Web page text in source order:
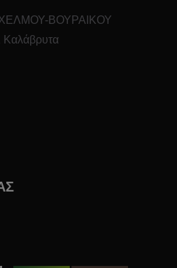
ΒΟΥΡΑΙΚΟΥ
Καλάβρυτα